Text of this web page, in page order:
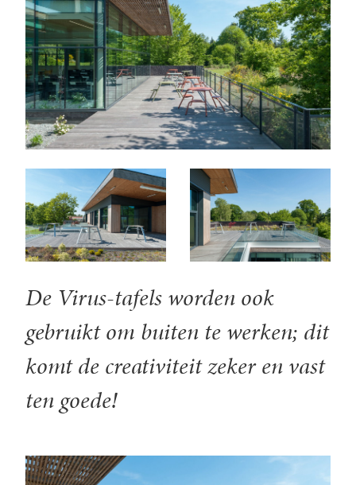
De Virus-tafels worden ook
gebruikt om buiten te werken; dit
komt de creativiteit zeker en vast
ten goede!